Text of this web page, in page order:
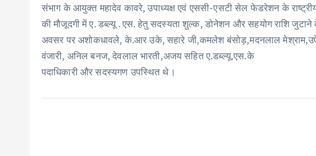
संभाग के आयुक्त महादेव कावरे, उपाध्यक्ष एवं एससी-एसटी सेल फेडरेशन के
की मौजूदगी में ए. डब्ल्यू . एस. हेतु सदस्यता शुल्क, डोनेशन और सहयोग राशि
अवसर पर अशोकधावले, के.आर उके, सहारे जी,कमलेश बंसोड़,मदनलाल
वंजारी, अनिल बनज, देवलाल भारती,अजय सहित ए.डब्ल्यू.एस.के
पदाधिकारी और सदस्यगण उपस्थित थे।